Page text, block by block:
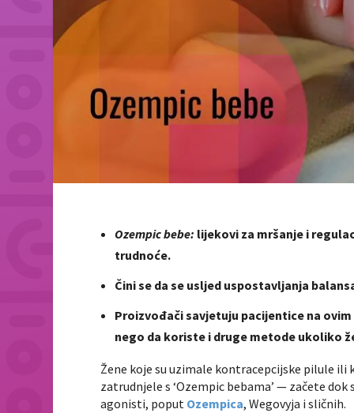
Ozempic bebe: lijekovi za mršanje i
trudnoće.
Čini se da se usljed uspostavljanja
Proizvođači savjetuju pacijentice na
nego da koriste i druge metode ukoliko
Žene koje su uzimale kontracepcijske pilule
zatrudnjele s ‘Ozempic bebama’ — začete
agonisti, poput Ozempica, Wegovyja i sličnih.